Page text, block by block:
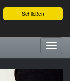
Schließen